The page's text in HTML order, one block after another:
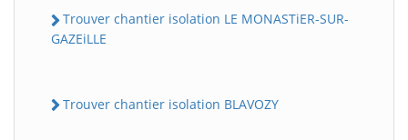
Trouver chantier isolation LE MONASTiER-SUR-
GAZEiLLE
Trouver chantier isolation BLAVOZY